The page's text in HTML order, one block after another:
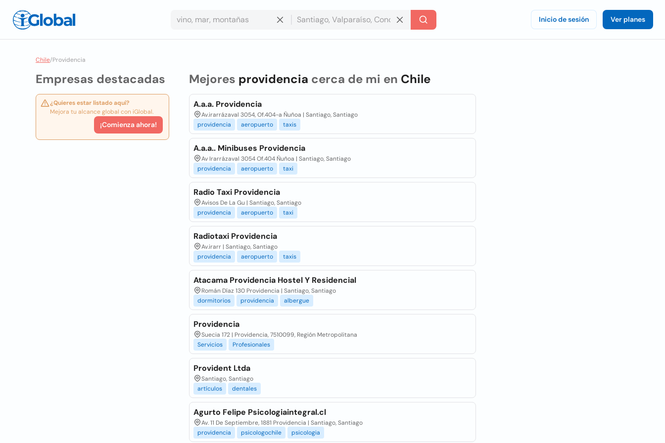
Inicio de sesión Ver planes
Chile/Providencia
Empresas destacadas
¿Quieres estar listado aquí?
Mejora tu alcance global con iGlobal.
¡Comienza ahora!
Mejores providencia cerca de mi en Chile
A.a.a. Providencia
Av.irarrázaval 3054, Of.404-a Ñuñoa | Santiago, Santiago
providencia
aeropuerto taxis
A.a.a.. Minibuses Providencia
Av Irarrázaval 3054 Of.404 Ñuñoa | Santiago, Santiago
providencia
aeropuerto taxi
Radio Taxi Providencia
Avisos De La Gu | Santiago, Santiago
providencia
aeropuerto taxi
Radiotaxi Providencia
Av.irarr | Santiago, Santiago
providencia
aeropuerto taxis
Atacama Providencia Hostel Y Residencial
Román Díaz 130 Providencia | Santiago, Santiago
dormitorios
providencia albergue
Providencia
Suecia 172 | Providencia, 7510099, Región Metropolitana
Servicios
Profesionales
Provident Ltda
Santiago, Santiago
artículos
dentales
Agurto Felipe Psicologiaintegral.cl
Av. 11 De Septiembre, 1881 Providencia | Santiago, Santiago
providencia
psicologochile psicologia